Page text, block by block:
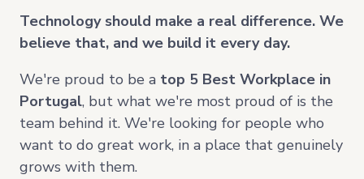
Technology should make a real difference. We
believe that, and we build it every day.
We're proud to be a top 5 Best Workplace in
Portugal, but what we're most proud of is the
team behind it. We're looking for people who
want to do great work, in a place that genuinely
grows with them.